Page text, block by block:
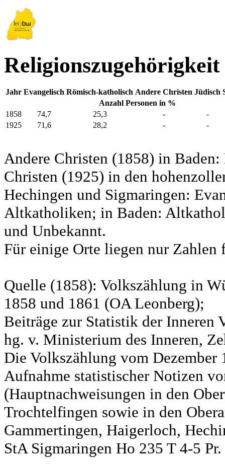
Religionszugehörigkeit
Jahr Evangelisch Römisch-katholisch Andere Christen Jüdisch
Anzahl Personen in %
1858
74,7 25,3 -
-
1925
71,6 28,2 - -
Andere Christen (1858) in
Christen (1925) in den
Hechingen und Sigmaringen:
Altkatholiken; in Baden:
und Unbekannt.
Für einige Orte liegen nur Zahlen
Quelle (1858): Volkszählung in
1858 und 1861 (OA Leonberg);
Beiträge zur Statistik der Inneren
hg. v. Ministerium des Inneren,
Die Volkszählung vom
Aufnahme statistischer Notizen
(Hauptnachweisungen in den
Trochtelfingen sowie in den
Gammertingen, Haigerloch,
StA Sigmaringen Ho 235 T 4-5